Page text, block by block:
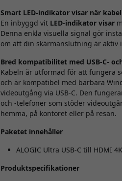
Smart LED-indikator visar när
En inbyggd vit LED-indikator visar
Denna enkla visuella signal gör
om att din skärmanslutning är
Bred kompatibilitet med USB-C-
Kabeln är utformad för att fungera
och är kompatibel med bärbara
videoutgång via USB-C. Den
och -telefoner som stöder
hemma, på kontoret eller på resan.
Paketet innehåller
ALOGIC Ultra USB-C till HDMI
Produktspecifikationer